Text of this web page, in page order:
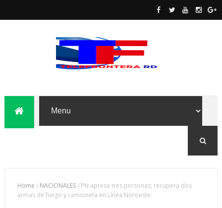
Home / NACIONALES/ PN apresa tres personas; recupera dos
armas de fuego y camioneta en Línea Noroeste